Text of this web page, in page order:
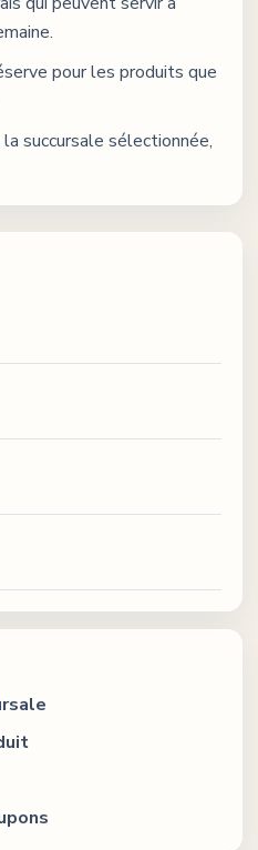
pour les produits que
succursale sélectionnée,